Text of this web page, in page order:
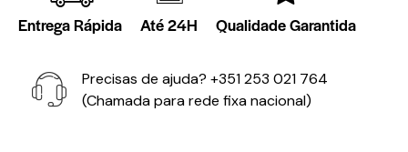
Entrega Rápida Até 24H Qualidade Garantida
Precisas de ajuda? +351 253 021 764
(Chamada para rede fixa nacional)